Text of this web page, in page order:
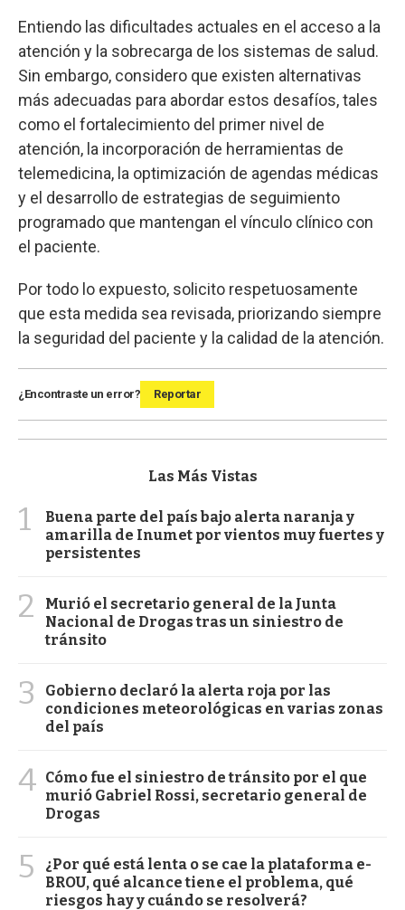
Entiendo las dificultades actuales en el acceso a la
atención y la sobrecarga de los sistemas de salud.
Sin embargo, considero que existen alternativas
más adecuadas para abordar estos desafíos, tales
como el fortalecimiento del primer nivel de
atención, la incorporación de herramientas de
telemedicina, la optimización de agendas médicas
y el desarrollo de estrategias de seguimiento
programado que mantengan el vínculo clínico con
el paciente.
Por todo lo expuesto, solicito respetuosamente
que esta medida sea revisada, priorizando siempre
la seguridad del paciente y la calidad de la atención.
¿Encontraste un error? Reportar
Las Más Vistas
1
Buena parte del país bajo alerta naranja y
amarilla de Inumet por vientos muy fuertes y
persistentes
2
Murió el secretario general de la Junta
Nacional de Drogas tras un siniestro de
tránsito
3
Gobierno declaró la alerta roja por las
condiciones meteorológicas en varias zonas
del país
4 Cómo fue el siniestro de tránsito por el que
murió Gabriel Rossi, secretario general de
Drogas
5
¿Por qué está lenta o se cae la plataforma e-
BROU, qué alcance tiene el problema, qué
riesgos hay y cuándo se resolverá?